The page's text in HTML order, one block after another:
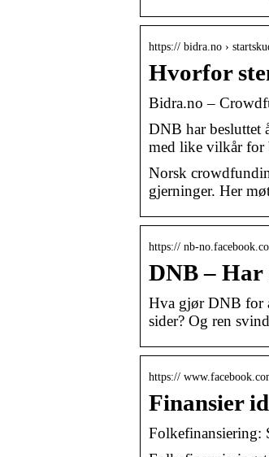
https:// bidra.no ›
Hvorfor
Bidra.no –
DNB har besluttet
med like vilkår for
Norsk
gjerninger. Her
https:// nb-
DNB – Har
Hva gjør DNB for
sider? Og ren
https://
Finansier
Folkefinansiering: